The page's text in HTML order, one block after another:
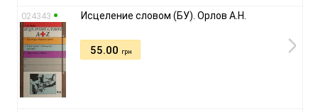
024343 Исцеление словом (БУ). Орлов А.Н.
55.00 грн